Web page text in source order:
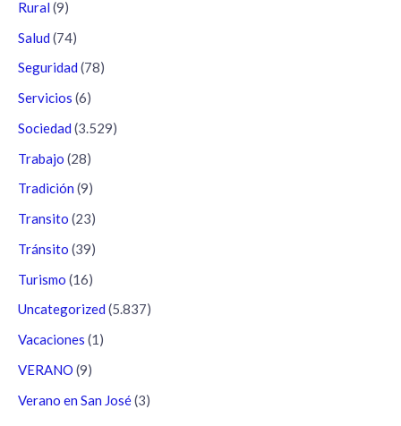
Rural (9)
Salud (74)
Seguridad (78)
Servicios (6)
Sociedad (3.529)
Trabajo (28)
Tradición (9)
Transito (23)
Tránsito (39)
Turismo (16)
Uncategorized (5.837)
Vacaciones (1)
VERANO (9)
Verano en San José(3)